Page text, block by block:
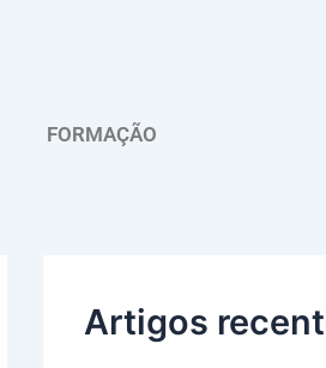
FORMAÇÃO
Artigos
u